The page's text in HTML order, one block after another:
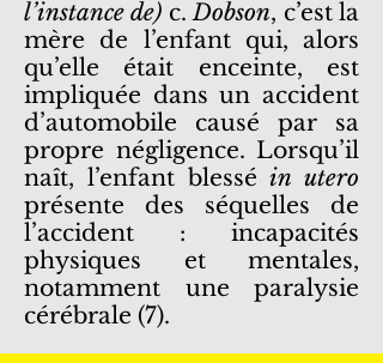
l’instance de) c.Dobson, c’est la
mère de l’enfant qui, alors
qu’elle était enceinte, est
impliquée dans un accident
d’automobile causé par sa
propre négligence. Lorsqu’il
naît, l’enfant blesséin utero
présente des séquelles de
l’accident : incapacités
physiques et mentales,
notamment une paralysie
cérébrale (7).